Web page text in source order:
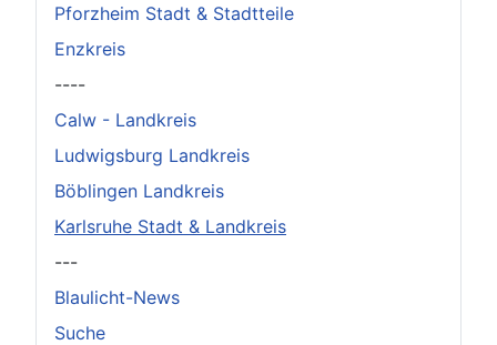
Pforzheim Stadt & Stadtteile
Enzkreis
----
Calw - Landkreis
Ludwigsburg Landkreis
Böblingen Landkreis
Karlsruhe Stadt & Landkreis
---
Blaulicht-News
Suche